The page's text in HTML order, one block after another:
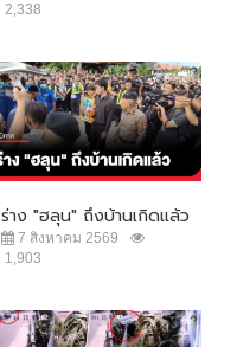
2,338
ร่าง "ฮลุน" ถึงบ้านเกิดแล้ว
7 สิงหาคม 2569
1,903